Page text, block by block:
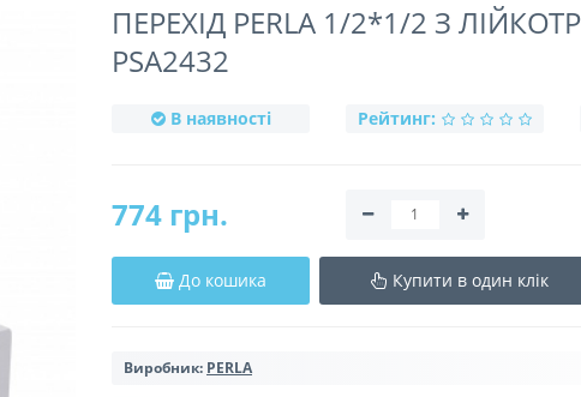
ПЕРЕХІД PERLA 1/2*1/2 З
PSA2432
В наявності Рейтинг:
774 грн.
До кошика Купити в один клік
Виробник: PERLA